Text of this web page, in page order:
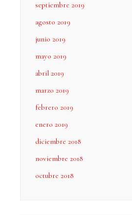
septiembre 2019
agosto 2019
junio 2019
mayo 2019
abril 2019
marzo 2019
febrero 2019
enero 2019
diciembre 2018
noviembre 2018
octubre 2018